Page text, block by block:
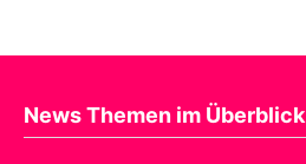
News Themen im Überblick